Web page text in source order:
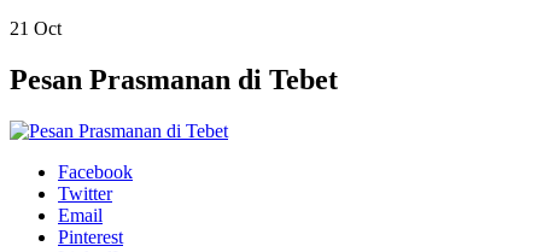
21 Oct
Pesan Prasmanan di Tebet
Facebook
Twitter
Email
Pinterest